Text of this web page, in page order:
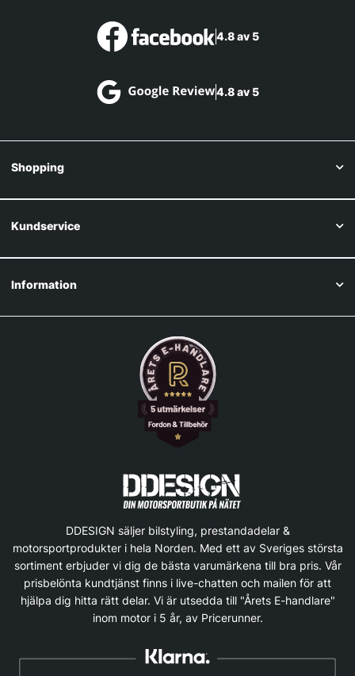
4.8 av 5
4.8 av 5
Shopping
Kundservice
Information
DDESIGN säljer bilstyling, prestandadelar &
motorsportprodukter i hela Norden. Med ett av Sveriges största
sortiment erbjuder vi dig de bästa varumärkena till bra pris. Vår
prisbelönta kundtjänst finns i live-chatten och mailen för att
hjälpa dig hitta rätt delar. Vi är utsedda till "Årets E-handlare"
inom motor i 5 år, av Pricerunner.